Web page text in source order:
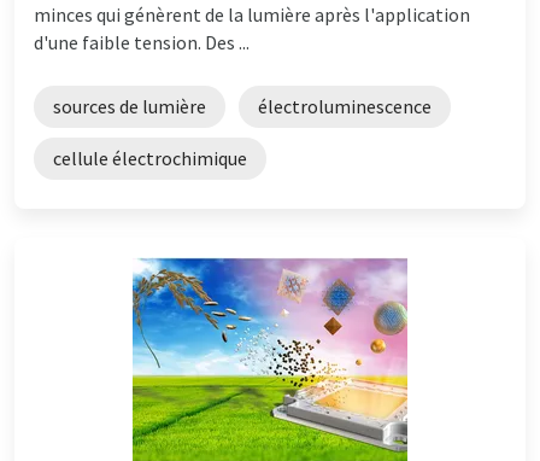
minces qui génèrent de la lumière après l'application
d'une faible tension. Des ...
sources de lumière électroluminescence
cellule électrochimique